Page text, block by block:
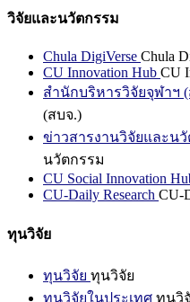
วิจัยและนวัตกรรม
Chula DigiVerse Chula
CU Innovation Hub CU
สำนักบริหารวิจัยจุฬาฯ
(สบจ.)
ข่าวสารงานวิจัยและน
นวัตกรรม
CU Social Innovation
CU-Daily Research CU-
ทุนวิจัย
ทุนวิจัย ทุนวิจัย
ทุนวิจัยในประเทศ ทุนวิ